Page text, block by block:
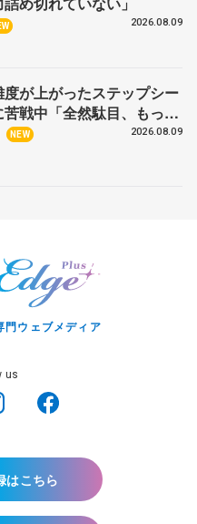
2026.08.09
が上がったステップシー
戦中「全然駄目、もっと
踏めるようにしたいな」
NEW 2026.08.09
門ウェブメディア
us
はこちら